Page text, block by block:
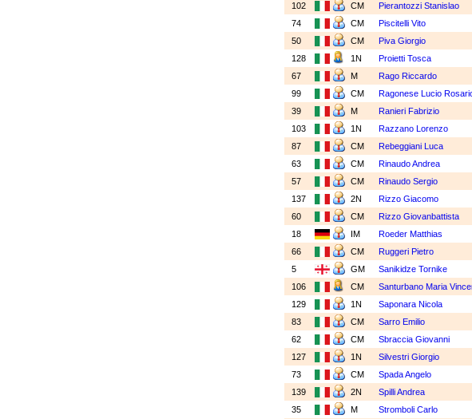
102
CM Pierantozzi Stanislao
74
CM Piscitelli Vito
50
CM Piva Giorgio
128
1N Proietti Tosca
67
M Rago Riccardo
99
CM Ragonese Lucio
39
M Ranieri Fabrizio
103
1N Razzano Lorenzo
87
CM Rebeggiani Luca
63
CM Rinaudo Andrea
57
CM Rinaudo Sergio
137
2N Rizzo Giacomo
60
CM Rizzo Giovanbattista
18
IM Roeder Matthias
66
CM Ruggeri Pietro
5
GM Sanikidze Tornike
106
CM Santurbano Maria
129
1N Saponara Nicola
83
CM Sarro Emilio
62
CM Sbraccia Giovanni
127
1N Silvestri Giorgio
73
CM Spada Angelo
139
2N Spilli Andrea
35
M Stromboli Carlo